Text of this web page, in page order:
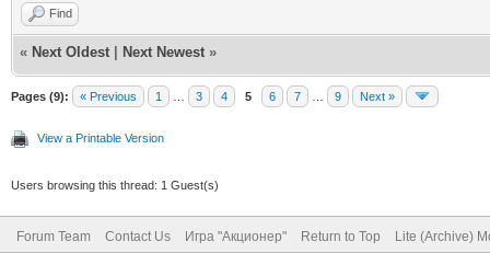
Find
« Next Oldest Next Newest »
Pages (9): « Previous 1 3 4 5 6 7 9 Next »
View a Printable Version
Users browsing this thread: 1 Guest(s)
Forum Team Contact Us Игра "Акционер" Return to Top Lite (Archive)